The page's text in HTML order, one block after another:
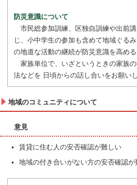
防災意識について
市民総参加訓練、区独自訓練や出前
じ、小中学生の参加も含めて地域ぐる
の地道な活動の継続が防災意識を高める
家族単位で、いざというときの家族
法などを 日頃からの話し合いをお願いし
地域のコミュニティについて
意見
賃貸に住む人の安否確認が難しい
地域の付き合いがない方の安否確認が